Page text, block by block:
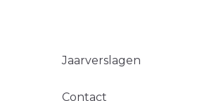
Jaarverslagen
Contact